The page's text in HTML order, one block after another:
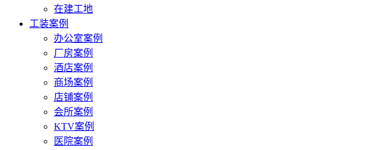
在建工地
工装案例
办公室案例
厂房案例
酒店案例
商场案例
店铺案例
会所案例
KTV案例
医院案例